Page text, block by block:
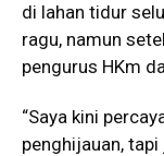
di lahan tidur
ragu, namun
pengurus HKm
“Saya kini
penghijauan,